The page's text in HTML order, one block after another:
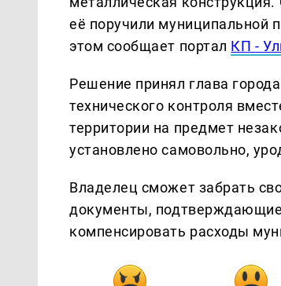
её поручили муниципальной
этом сообщает портал КП -
Решение принял глава
технического контроля
территории на предмет
установлено самовольно,
Владелец сможет забрать
документы, подтверждающие
компенсировать расходы